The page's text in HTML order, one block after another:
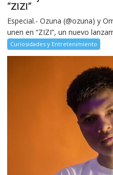
“ZIZI”
Especial.- Ozuna (@ozuna) y
unen en “ZIZI”, un nuevo
Curiosidades y Entretenimiento